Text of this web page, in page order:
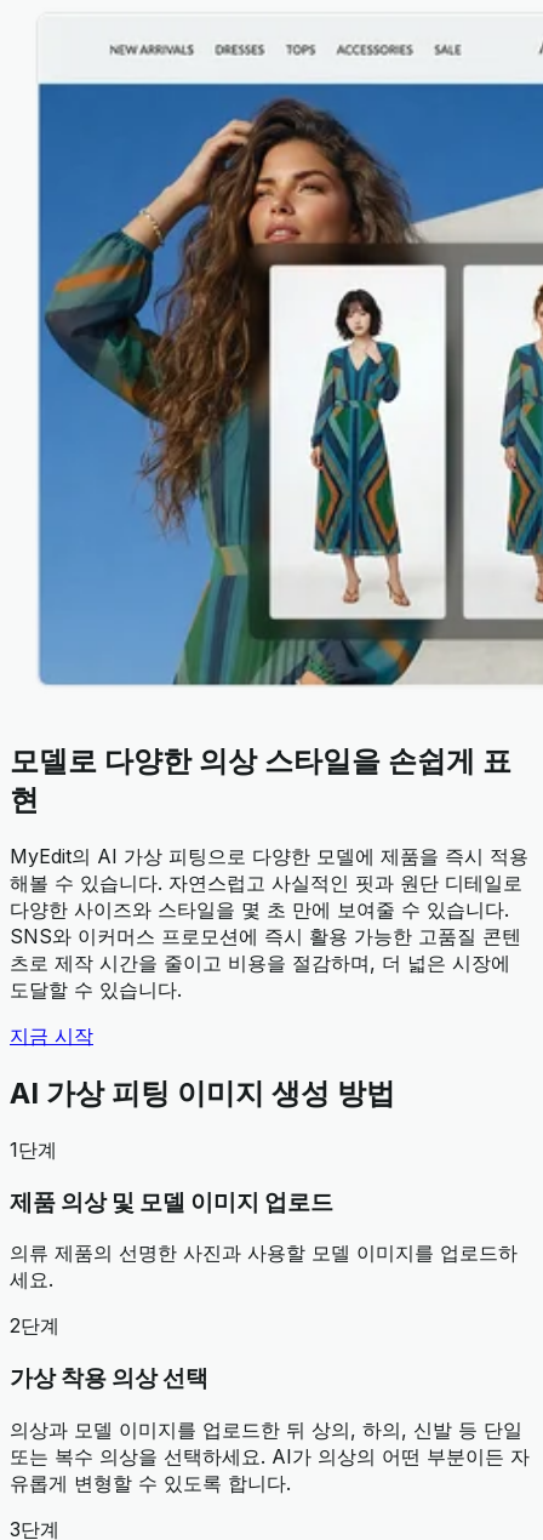
모델로 다양한 의상 스타일을 손쉽게 표
현
MyEdit의 AI 가상 피팅으로 다양한 모델에 제품을 즉시 적용
해볼 수 있습니다. 자연스럽고 사실적인 핏과 원단 디테일로
다양한 사이즈와 스타일을 몇 초 만에 보여줄 수 있습니다.
SNS와 이커머스 프로모션에 즉시 활용 가능한 고품질 콘텐
츠로 제작 시간을 줄이고 비용을 절감하며, 더 넓은 시장에
도달할 수 있습니다.
지금 시작
AI 가상 피팅 이미지 생성 방법
1단계
제품 의상 및 모델 이미지 업로드
의류 제품의 선명한 사진과 사용할 모델 이미지를 업로드하
세요.
2단계
가상 착용 의상 선택
의상과 모델 이미지를 업로드한 뒤 상의, 하의, 신발 등 단일
또는 복수 의상을 선택하세요. AI가 의상의 어떤 부분이든 자
유롭게 변형할 수 있도록 합니다.
3단계